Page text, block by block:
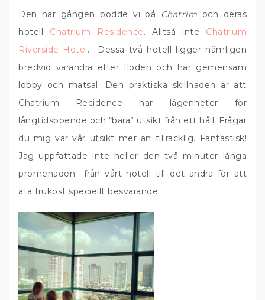
Den här gången bodde vi på Chatrim och deras
hotell Chatrium Residence. Alltså inte Chatrium
Riverside Hotel. Dessa två hotell ligger nämligen
bredvid varandra efter floden och har gemensam
lobby och matsal. Den praktiska skillnaden är att
Chatrium Recidence har lägenheter för
långtidsboende och “bara” utsikt från ett håll. Frågar
du mig var vår utsikt mer än tillräcklig. Fantastisk!
Jag uppfattade inte heller den två minuter långa
promenaden från vårt hotell till det andra för att
äta frukost speciellt besvärande.